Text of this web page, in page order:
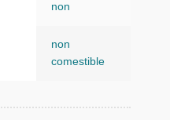
non
non
comestible